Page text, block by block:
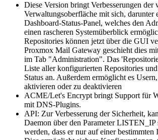
Diese Version bringt Verbesserungen der
Verwaltungsoberfläche mit sich, darunter
Dashboard-Status-Panel, welches den
einen rascheren Systemüberblick
Repositories können jetzt über die GUI
Proxmox Mail Gateway geschieht dies
im Tab "Administration". Das
Liste aller konfigurierten Repositories
Status an. Außerdem ermöglicht es
aktivieren oder zu deaktivieren
ACME/Let's Encrypt bringt Support für
mit DNS-Plugins.
API: Zur Verbesserung der Sicherheit,
Daemon über den Parameter LISTEN_IP
werden, dass er nur auf einer bestimmten